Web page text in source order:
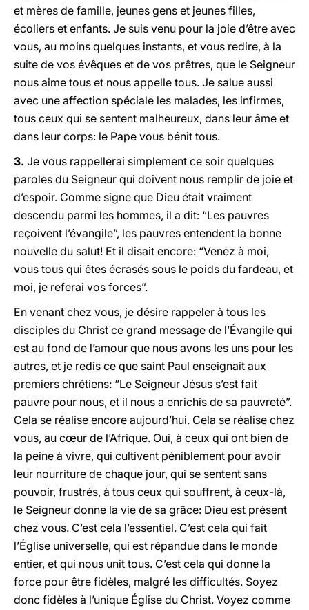
et mères de famille, jeunes gens et jeunes filles,
écoliers et enfants. Je suis venu pour la joie d’être avec
vous, au moins quelques instants, et vous redire, à la
suite de vos évêques et de vos prêtres, que le Seigneur
nous aime tous et nous appelle tous. Je salue aussi
avec une affection spéciale les malades, les infirmes,
tous ceux qui se sentent malheureux, dans leur âme et
dans leur corps: le Pape vous bénit tous.
3. Je vous rappellerai simplement ce soir quelques
paroles du Seigneur qui doivent nous remplir de joie et
d’espoir. Comme signe que Dieu était vraiment
descendu parmi les hommes, il a dit: “Les pauvres
reçoivent l’évangile”, les pauvres entendent la bonne
nouvelle du salut! Et il disait encore: “Venez à moi,
vous tous qui êtes écrasés sous le poids du fardeau, et
moi, je referai vos forces”.
En venant chez vous, je désire rappeler à tous les
disciples du Christ ce grand message de l’Évangile qui
est au fond de l’amour que nous avons les uns pour les
autres, et je redis ce que saint Paul enseignait aux
premiers chrétiens: “Le Seigneur Jésus s’est fait
pauvre pour nous, et il nous a enrichis de sa pauvreté”.
Cela se réalise encore aujourd’hui. Cela se réalise chez
vous, au cœur de l’Afrique. Oui, à ceux qui ont bien de
la peine à vivre, qui cultivent péniblement pour avoir
leur nourriture de chaque jour, qui se sentent sans
pouvoir, frustrés, à tous ceux qui souffrent, à ceux-là,
le Seigneur donne la vie de sa grâce: Dieu est présent
chez vous. C’est cela l’essentiel. C’est cela qui fait
l’Église universelle, qui est répandue dans le monde
entier, et qui nous unit tous. C’est cela qui donne la
force pour être fidèles, malgré les difficultés. Soyez
donc fidèles à l’unique Église du Christ. Voyez comme